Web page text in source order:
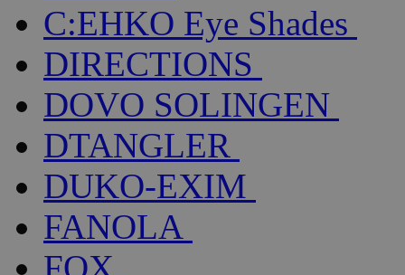
C:EHKO Eye Shades
DIRECTIONS
DOVO SOLINGEN
DTANGLER
DUKO-EXIM
FANOLA